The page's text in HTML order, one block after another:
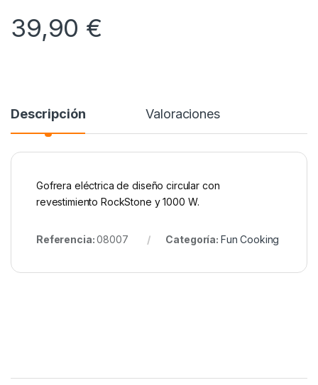
39,90 €
Descripción Valoraciones
Gofrera eléctrica de diseño circular con
revestimiento RockStone y 1000 W.
Referencia:08007 Categoría: Fun Cooking